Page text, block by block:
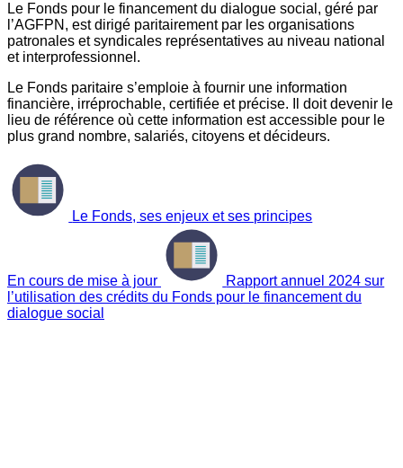
Le Fonds pour le financement du dialogue social, géré par
l’AGFPN, est dirigé paritairement par les organisations
patronales et syndicales représentatives au niveau national
et interprofessionnel.
Le Fonds paritaire s’emploie à fournir une information
financière, irréprochable, certifiée et précise. Il doit devenir le
lieu de référence où cette information est accessible pour le
plus grand nombre, salariés, citoyens et décideurs.
Le Fonds, ses enjeux et ses principes
En cours de mise à jour
Rapport annuel 2024 sur
l’utilisation des crédits du Fonds pour le financement du
dialogue social